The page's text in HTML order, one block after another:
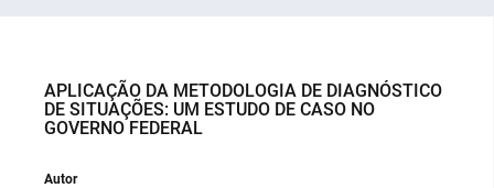
APLICAÇÃO DA METODOLOGIA DE DIAGNÓSTICO
DE SITUAÇÕES: UM ESTUDO DE CASO NO
GOVERNO FEDERAL
Autor